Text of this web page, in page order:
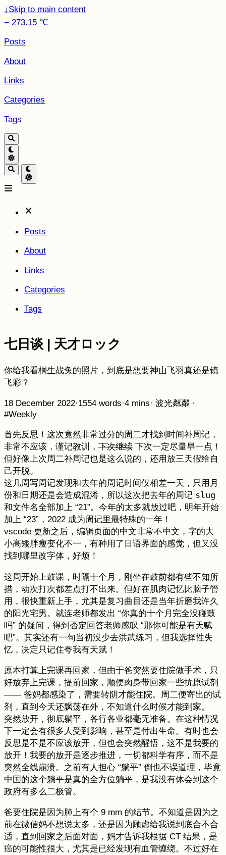
↓Skip to main content
− 273.15 ℃
Posts
About
Links
Categories
Tags
Posts
About
Links
Categories
Tags
七日谈 | 天才ロック
你给我看桐生战兔的照片，到底是想要神山飞羽真还是镜
飞彩？
18 December 2022·1554 words·4 mins· 波光粼粼 ·
#Weekly
首先反思！这次竟然非常过分的周二才找到时间补周记，
非常不应该，谨记教训， 下次继续 下次一定尽量早一点！
但好像上次周二补周记也是这么说的，还用放三天假给自
己开脱。
这几周写周记发现和去年的周记时间仅相差一天，只用月
份和日期还是会造成混淆，所以这次把去年的周记 slug
和文件名全部加上 “21”。今年的太多就放过吧，明年开始
加上 “23”，2022 成为周记里最特殊的一年！
vscode 更新之后，编辑页面的中文非常不中文，字的大
小高矮胖瘦变化不一，有种用了日语界面的感觉，但又没
找到哪里改字体，好烦！
这周开始上鼓课，时隔十个月，刚坐在鼓前都有些不知所
措，动次打次都差点打不出来。但好在肌肉记忆比脑子管
用，很快重新上手，尤其是复习曲目还是当年折磨我许久
的阳光宅男。就连老师都发出 “你真的十个月完全没碰鼓
吗” 的疑问，得到否定回答老师感叹 “那你可能是有天赋
吧”。其实还有一句当初没少去洪武练习，但我选择性失
忆，决定只记住夸我有天赋！
原本打算上完课再回家，但由于爸突然要住院做手术，只
好放弃上完课，提前回家，顺便肉身带回家一些抗原试剂
—— 爸妈都感染了，需要转阴才能住院。周二便寄出的试
剂，直到今天还飘荡在外，不知道什么时候才能到家。
突然放开，彻底躺平，各行各业都毫无准备。在这种情况
下一定会有很多人受到影响，甚至是付出生命。有时也会
反思是不是不应该放开，但也会突然醒悟，这不是我要的
放开！我要的放开是逐步推进，一切都科学有序，而不是
突然全线崩溃。之前有人担心 “躺平” 倒也不误道理，毕竟
中国的这个躺平是真的全方位躺平，是我没有体会到这个
政府有多么二极管。
爸要住院是因为肺上有个 9 mm 的结节。不知道是因为之
前在微信妈不想说太多，还是因为顾虑给我说到底合不合
适，直到回家之后面对面，妈才告诉我根据 CT 结果，是
癌的可能性很大，尤其是已经发现有血管缠绕。不过好在